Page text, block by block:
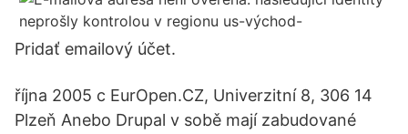
Pridať emailový účet.
října 2005 c EurOpen.CZ, Univerzitní 8, 306 14
Plzeň Anebo Drupal v sobě mají zabudované